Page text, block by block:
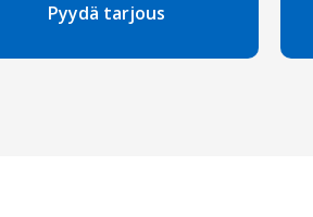
Pyydä tarjous